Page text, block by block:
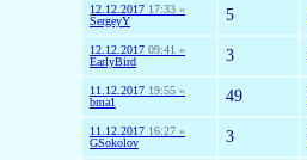
12.12.2017 17:33 »
SergeyY
5
12.12.2017 09:41 »
EarlyBird
3
11.12.2017 19:55 »
bma1
49
11.12.2017 16:27 »
GSokolov
3